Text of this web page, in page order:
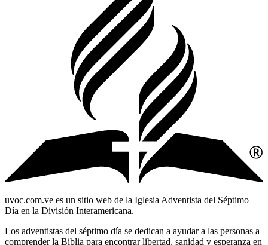
uvoc.com.ve es un sitio web de la Iglesia Adventista del Séptimo
Día en la División Interamericana.
Los adventistas del séptimo día se dedican a ayudar a las personas a
comprender la Biblia para encontrar libertad, sanidad y esperanza en